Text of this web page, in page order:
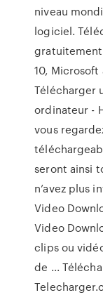
niveau
logiciel.
10, Microsoft
Télécharger
ordinateur -
vous
seront ainsi
n’avez plus
Video
Video
clips ou
de ...